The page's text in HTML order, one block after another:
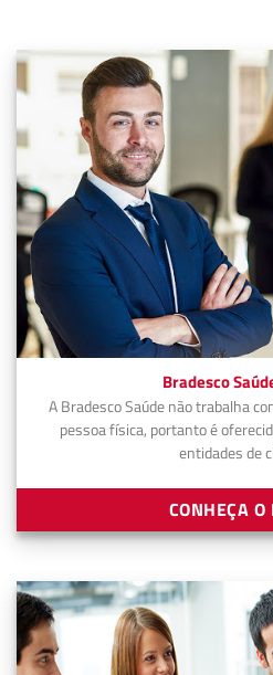
Bradesco
A Bradesco Saúde não trabalha
pessoa física, portanto é
entidades de
CONHEÇA O